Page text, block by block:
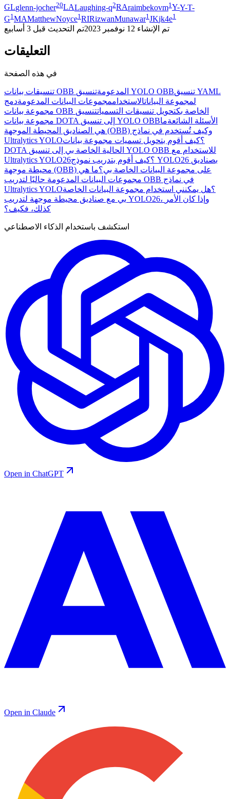
GLglenn-jocher20LALaughing-q2RAraimbekovm1 Y-Y-T-
G1 MAMatthewNoyce1 RIRizwanMunawar1 JKjk4e1
تم الإنشاء 12 نوفمبر 2023 تم التحديث قبل 3 أسابيع
التعليقات
في هذه الصفحة
تنسيقات بيانات OBB المدعومة تنسيق YOLO OBBتنسيق YAML
لمجموعة البياناتالاستخداممجموعات البيانات المدعومةدمج
مجموعة بيانات OBB الخاصة بكتحويل تنسيقات التسمياتتنسيق
مجموعة بيانات DOTA إلى تنسيق YOLO OBB
الأسئلة الشائعةما
هي الصناديق المحيطة الموجهة (OBB) وكيف تُستخدم في نماذج
Ultralytics YOLO؟كيف أقوم بتحويل تسميات مجموعة بيانات
DOTA الحالية الخاصة بي إلى تنسيق YOLO OBB للاستخدام مع
Ultralytics YOLO26؟كيف أقوم بتدريب نموذج YOLO26 بصناديق
محيطة موجهة (OBB) على مجموعة البيانات الخاصة بي؟ما هي
مجموعات البيانات المدعومة حاليًا لتدريب OBB في نماذج
Ultralytics YOLO؟هل يمكنني استخدام مجموعة البيانات الخاصة
بي مع صناديق محيطة موجهة لتدريب YOLO26، وإذا كان الأمر
كذلك، فكيف؟
استكشف باستخدام الذكاء الاصطناعي
Open in ChatGPT
Open in Claude